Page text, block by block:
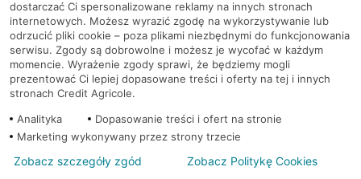
Regulamin serwisu
Mapa serwisu
PolitykaCookies
© 2026 Credit Agricole Bank Polska S.A. Wszelkie prawa zastrzeżone
dostarczać Ci spersonalizowane reklamy na innych stronach
internetowych. Możesz wyrazić zgodę na wykorzystywanie lub
odrzucić pliki cookie – poza plikami niezbędnymi do funkcjonowania
serwisu. Zgody są dobrowolne i możesz je wycofać w każdym
momencie. Wyrażenie zgody sprawi, że będziemy mogli
prezentować Ci lepiej dopasowane treści i oferty na tej i innych
stronach Credit Agricole.
Analityka
Dopasowanie treści i ofert na stronie
Marketing wykonywany przez strony trzecie
Zobacz szczegóły zgód Zobacz Politykę Cookies